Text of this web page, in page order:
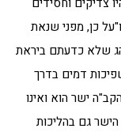
כן, מפני שנאת
שלא כדעתם ביראת
דמים בדרך
ישר הוא ואינו
גם בהליכות